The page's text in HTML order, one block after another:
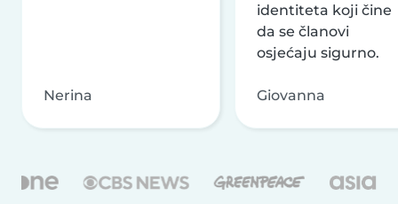
Nerina
identiteta koji čine
da se članovi
osjećaju sigurno.
Giovanna